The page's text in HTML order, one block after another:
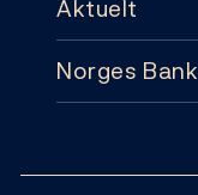
Tema
Pengepolitikk
Aktuelt
Aktuelt
Norges Bank